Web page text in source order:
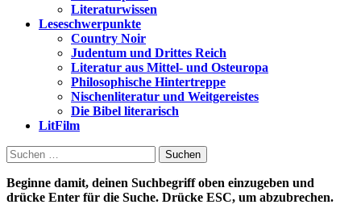
Literaturwissen
Leseschwerpunkte
Country Noir
Judentum und Drittes Reich
Literatur aus Mittel- und Osteuropa
Philosophische Hintertreppe
Nischenliteratur und Weitgereistes
Die Bibel literarisch
LitFilm
Suchen
nach:
Beginne damit, deinen Suchbegriff oben einzugeben und
drücke Enter für die Suche. Drücke ESC, um abzubrechen.